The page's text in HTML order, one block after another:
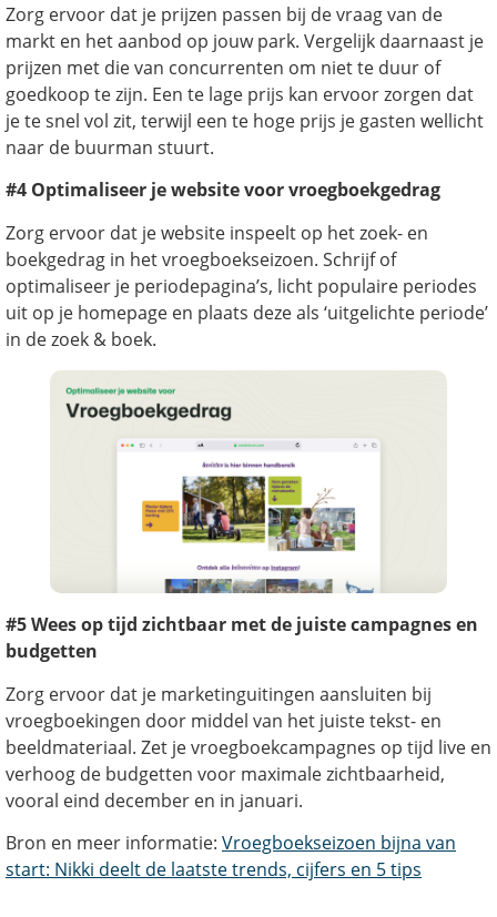
Zorg ervoor dat je prijzen passen bij de vraag van de
markt en het aanbod op jouw park. Vergelijk daarnaast je
prijzen met die van concurrenten om niet te duur of
goedkoop te zijn. Een te lage prijs kan ervoor zorgen dat
je te snel vol zit, terwijl een te hoge prijs je gasten wellicht
naar de buurman stuurt.
#4 Optimaliseer je website voor vroegboekgedrag
Zorg ervoor dat je website inspeelt op het zoek- en
boekgedrag in het vroegboekseizoen. Schrijf of
optimaliseer je periodepagina’s, licht populaire periodes
uit op je homepage en plaats deze als ‘uitgelichte periode’
in de zoek & boek.
#5 Wees op tijd zichtbaar met de juiste campagnes en
budgetten
Zorg ervoor dat je marketinguitingen aansluiten bij
vroegboekingen door middel van het juiste tekst- en
beeldmateriaal. Zet je vroegboekcampagnes op tijd live en
verhoog de budgetten voor maximale zichtbaarheid,
vooral eind december en in januari.
Bron en meer informatie: Vroegboekseizoen bijna van
start: Nikki deelt de laatste trends, cijfers en 5 tips